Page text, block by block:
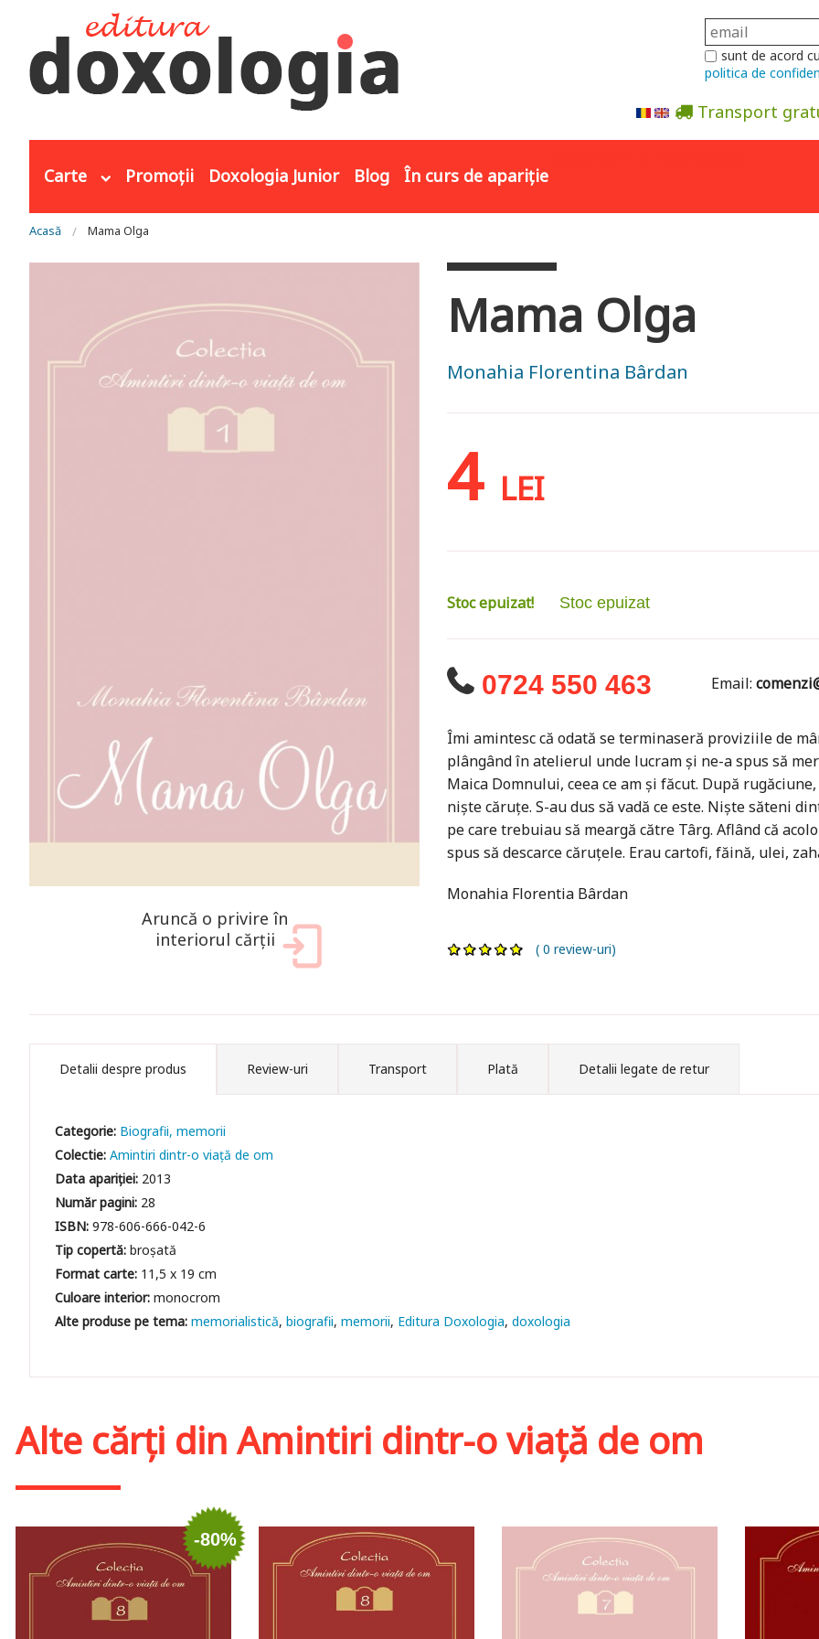
sunt de acord
politica de
Transport
Carte Promoții Doxologia Junior Blog În curs de apariție
Eşti aici
Acasă Mama Olga
Aruncă o privire în
interiorul cărții
Mama Olga
Monahia Florentina Bârdan
4 LEI
Stoc epuizat! Stoc epuizat
0724 550 463 Email:
Îmi amintesc că odată se terminaseră proviziile de
plângând în atelierul unde lucram şi ne-a spus să
Maica Domnului, ceea ce am şi făcut. După
nişte căruţe. S-au dus să vadă ce este. Nişte săteni
pe care trebuiau să meargă către Târg. Aflând că
spus să descarce căruţele. Erau cartofi, făină, ulei,
Monahia Florentia Bârdan
( 0 review-uri)
Detalii despre produs Review-uri Transport Plată Detalii legate de retur
Categorie: Biografii, memorii
Colectie:Amintiri dintr-o viață de om
Data apariției: 2013
Număr pagini: 28
ISBN:978-606-666-042-6
Tip copertă:broșată
Format carte: 11,5 x 19 cm
Culoare interior:monocrom
memorialistică biografii memorii Editura Doxologia doxologia
Alte cărți dinAmintiri dintr-o viață de om
-80%